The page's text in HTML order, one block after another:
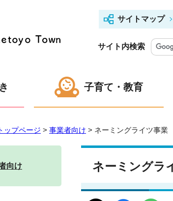
サイトマップ
サイト内検索
子育て・教育
ップページ > 事業者向け > ネーミングライツ事業
ネーミングラ
向け